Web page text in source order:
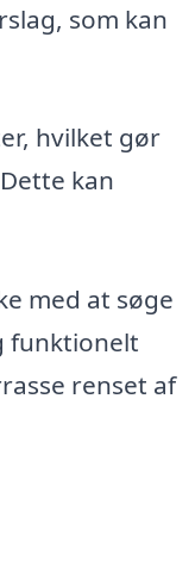
som kan
hvilket gør
kan
med at søge
funktionelt
renset af